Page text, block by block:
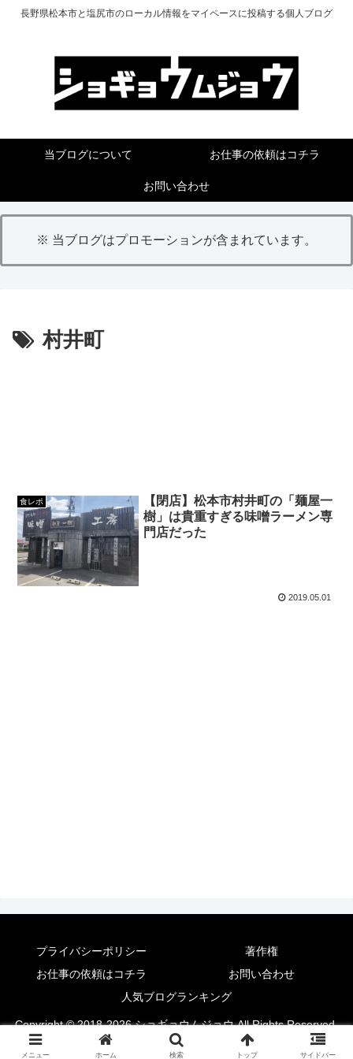
長野県松本市と塩尻市のローカル情報をマイペースに投稿する個人ブログ
当ブログについて お仕事の依頼はコチラ
お問い合わせ
※ 当ブログはプロモーションが含まれています。
村井町
食レポ
【閉店】松本市村井町の「麺屋一
樹」は貴重すぎる味噌ラーメン専
門店だった
2019.05.01
プライバシーポリシー
著作権
お仕事の依頼はコチラ
お問い合わせ
人気ブログランキング
Copyright © 2018-2026 ショギョウムジョウ All Rights Reserved.
メニュー ホーム 検索 トップ サイドバー